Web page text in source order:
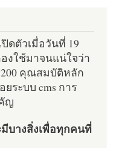
ปิดตัวเมื่อวันที่ 19
งใช้มาจนแน่ใจว่า
คุณสมบัติหลัก
ระบบ cms การ
ญ
มีบางสิ่งเพื่อทุกคนที่